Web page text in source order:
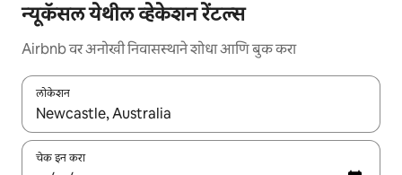
न्यूकॅसल येथील व्हेकेशन रेंटल्स
Airbnb वर अनोखी निवासस्थाने शोधा आणि बुक करा
लोकेशन
जेव्हा परिणाम उपलब्ध असतील, तेव्हा वरच्या आणि खाली बाणांच्या किजसह
चेक इन करा